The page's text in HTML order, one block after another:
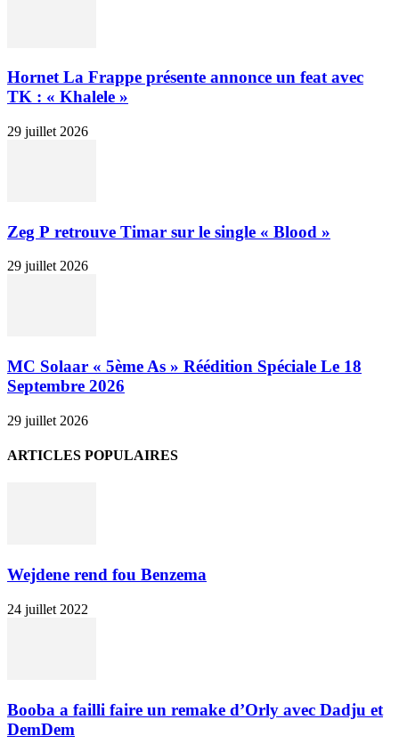
Hornet La Frappe présente annonce un feat avec
TK : « Khalele »
29 juillet 2026
Zeg P retrouve Timar sur le single « Blood »
29 juillet 2026
MC Solaar « 5ème As » Réédition Spéciale Le 18
Septembre 2026
29 juillet 2026
ARTICLES POPULAIRES
Wejdene rend fou Benzema
24 juillet 2022
Booba a failli faire un remake d’Orly avec Dadju et
DemDem